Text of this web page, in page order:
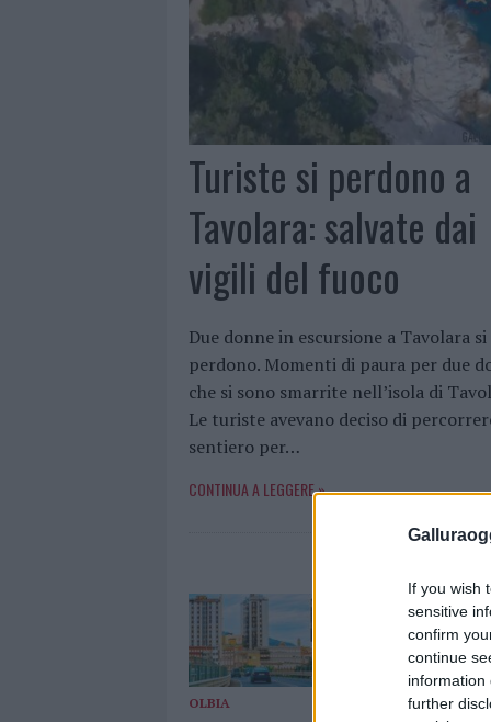
If you wish
sensitive
confirm
continue
information
further
Turiste si perdono a
Tavolara: salvate dai
vigili del fuoco
Due donne in escursione a Tavolara si
perdono. Momenti di paura per due
che si sono smarrite nell’isola di
Le turiste avevano deciso di
sentiero per…
CONTINUA A LEGGERE »
OLBIA OLBIA